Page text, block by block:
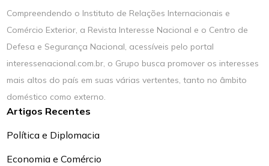
Compreendendo o Instituto de Relações Internacionais e
Comércio Exterior, a Revista Interesse Nacional e o Centro de
Defesa e Segurança Nacional, acessíveis pelo portal
interessenacional.com.br, o Grupo busca promover os interesses
mais altos do país em suas várias vertentes, tanto no âmbito
doméstico como externo.
Artigos Recentes
Política e Diplomacia
Economia e Comércio